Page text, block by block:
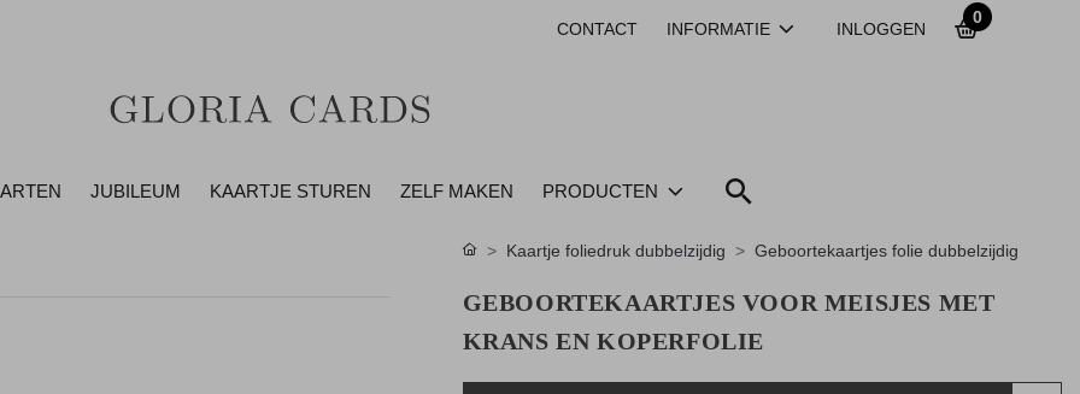
CONTACT INFORMATIE INLOGGEN
0
JUBILEUM KAARTJE STUREN ZELF MAKEN PRODUCTEN
Kaartje foliedruk dubbelzijdig Geboortekaartjes folie dubbelzijdig
GEBOORTEKAARTJES VOOR MEISJES MET
KRANS EN KOPERFOLIE